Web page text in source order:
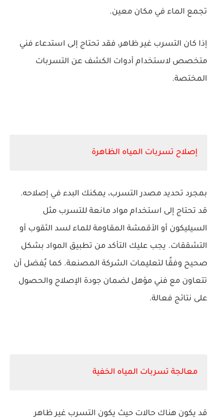
تجمع الماء في مكان معين.
إذا كان التسرب غير ظاهر، فقد تحتاج إلى استدعاء فني
متخصص لاستخدام أدوات الكشف عن التسربات
المختصة.
إصلاح تسربات المياه الظاهرة
بمجرد تحديد مصدر التسرب، يمكنك البدء في إصلاحه.
قد تحتاج إلى استخدام مواد مانعة للتسرب مثل
السيليكون أو الأقمشة المقاومة للماء لسد الثقوب أو
التشققات. يجب عليك التأكد من تطبيق المواد بشكل
صحيح وفقًا لتعليمات الشركة المصنعة. كما يُفضل أن
تتعاون مع فني مؤهل لضمان جودة الإصلاح والحصول
على نتائج فعالة.
معالجة تسربات المياه الخفية
قد يكون هناك حالات حيث يكون التسرب غير ظاهر